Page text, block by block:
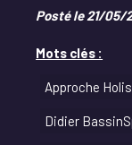
Posté le 21/05/
Mots clés :
Approche
Didier